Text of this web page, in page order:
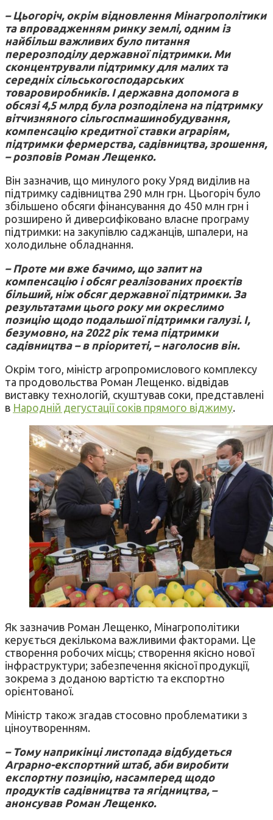
– Цьогоріч, окрім відновлення Мінагрополітики
та впровадженням ринку землі, одним із
найбільш важливих було питання
перерозподілу державної підтримки. Ми
сконцентрували підтримку для малих та
середніх сільськогосподарських
товаровиробників. І державна допомога в
обсязі 4,5 млрд була розподілена на підтримку
вітчизняного сільгоспмашинобудування,
компенсацію кредитної ставки аграріям,
підтримки фермерства, садівництва, зрошення,
– розповів Роман Лещенко.
Він зазначив, що минулого року Уряд виділив на
підтримку садівництва 290 млн грн. Цьогоріч було
збільшено обсяги фінансування до 450 млн грн і
розширено й диверсифіковано власне програму
підтримки: на закупівлю саджанців, шпалери, на
холодильне обладнання.
– Проте ми вже бачимо, що запит на
компенсацію і обсяг реалізованих проєктів
більший, ніж обсяг державної підтримки. За
результатами цього року ми окреслимо
позицію щодо подальшої підтримки галузі. І,
безумовно, на 2022 рік тема підтримки
садівництва – в пріоритеті, – наголосив він.
Окрім того, міністр агропромислового комплексу
та продовольства Роман Лещенко. відвідав
виставку технологій, скуштував соки, представлені
в Народній дегустації соків прямого віджиму.
Як зазначив Роман Лещенко, Мінагрополітики
керується декількома важливими факторами. Це
створення робочих місць; створення якісно нової
інфраструктури; забезпечення якісної продукції,
зокрема з доданою вартістю та експортно
орієнтованої.
Міністр також згадав стосовно проблематики з
ціноутворенням.
– Тому наприкінці листопада відбудеться
Аграрно-експортний штаб, аби виробити
експортну позицію, насамперед щодо
продуктів садівництва та ягідництва, –
анонсував Роман Лещенко.